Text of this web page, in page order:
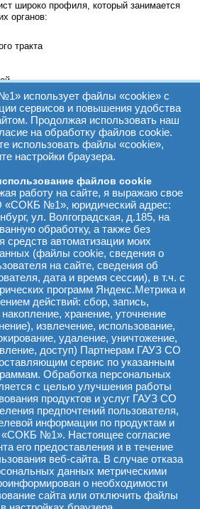
широко профиля, который занимается
органов:
тракта
и другие
назначает лечение, при
направление к специалистам узкого
приемосуществляется
через кнопку "Записаться",
в регистратуре,
телефону контакт - центра
(343) 36-36-006
ул. Волгоградская, 185
пятница: с 8-00 до 20-00
регистратуры: с 7-30 до 20-00
с 9-00 до 14-00
выходной
Цены на сайте могут не совпадать с
ввиду его обновления. Просьба
у оператора контакт-центра.
использует файлы «cookie» с
сервисов и повышения удобства
Продолжая использовать наш
на обработку файлов cookie.
использовать файлы «cookie»,
настройки браузера.
файлов cookie
работу на сайте, я выражаю свое
«СОКБ №1», юридический адрес:
ул. Волгоградская, д.185, на
обработку, а также без
средств автоматизации моих
(файлы cookie, сведения о
на сайте, сведения об
дата и время сессии), в т.ч. с
программ Яндекс.Метрика и
действий: сбор, запись,
хранение, уточнение
извлечение, использование,
удаление, уничтожение,
доступ) Партнерам ГАУЗ СО
сервис по указанным
Обработка персональных
с целью улучшения работы
продуктов и услуг ГАУЗ СО
предпочтений пользователя,
информации по продуктам и
№1». Настоящее согласие
его предоставления и в течение
веб-сайта. В случае отказа
данных метрическими
о необходимости
сайта или отключить файлы